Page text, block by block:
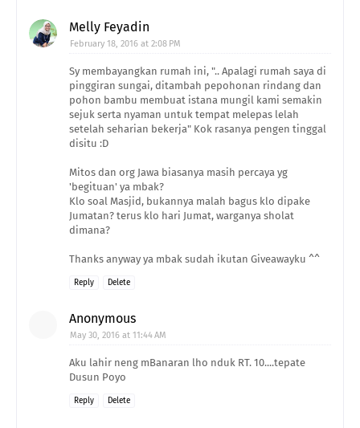
Melly Feyadin
February 18, 2016 at 2:08 PM
Sy membayangkan rumah ini, ".. Apalagi rumah saya di
pinggiran sungai, ditambah pepohonan rindang dan
pohon bambu membuat istana mungil kami semakin
sejuk serta nyaman untuk tempat melepas lelah
setelah seharian bekerja" Kok rasanya pengen tinggal
disitu :D
Mitos dan org Jawa biasanya masih percaya yg
'begituan' ya mbak?
Klo soal Masjid, bukannya malah bagus klo dipake
Jumatan? terus klo hari Jumat, warganya sholat
dimana?
Thanks anyway ya mbak sudah ikutan Giveawayku ^^
Reply Delete
Anonymous
May 30, 2016 at 11:44 AM
Aku lahir neng mBanaran lho nduk RT. 10....tepate
Dusun Poyo
Reply Delete